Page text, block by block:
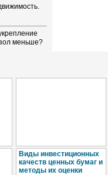
меньше?
портфеля.
Виды инвестиционных
качеств ценных бумаг и
методы их оценки